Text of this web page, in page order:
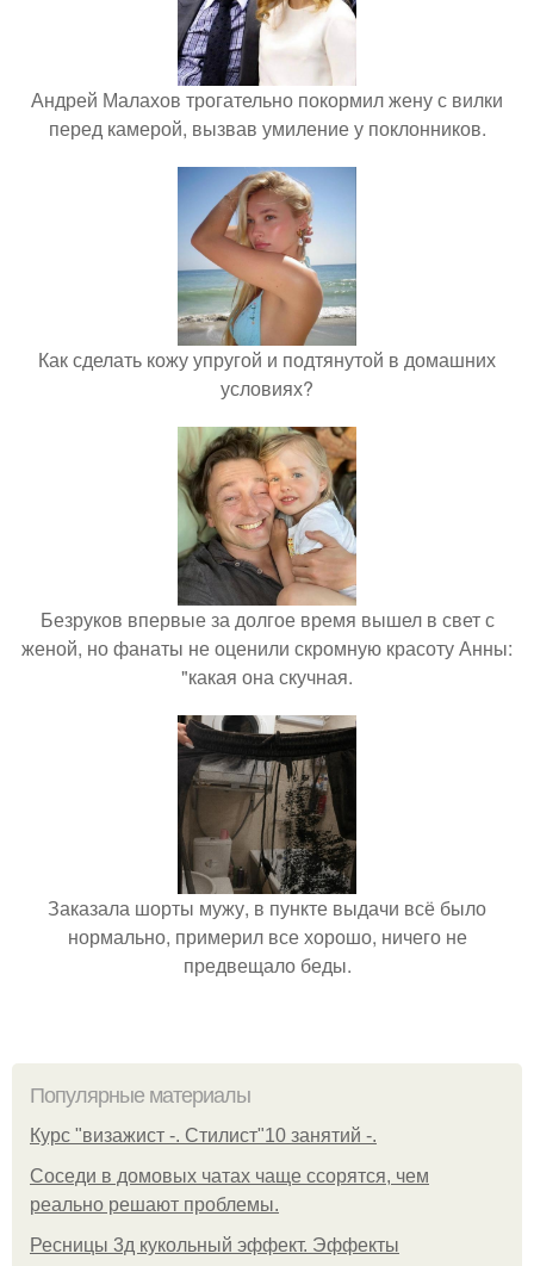
Андрей Малахов трогательно покормил жену с вилки
перед камерой, вызвав умиление у поклонников.
Как сделать кожу упругой и подтянутой в домашних
условиях?
Безруков впервые за долгое время вышел в свет с
женой, но фанаты не оценили скромную красоту Анны:
"какая она скучная.
Заказала шорты мужу, в пункте выдачи всё было
нормально, примерил все хорошо, ничего не
предвещало беды.
Популярные материалы
Курс "визажист -. Стилист"10 занятий -.
Соседи в домовых чатах чаще ссорятся, чем
реально решают проблемы.
Ресницы 3д кукольный эффект. Эффекты